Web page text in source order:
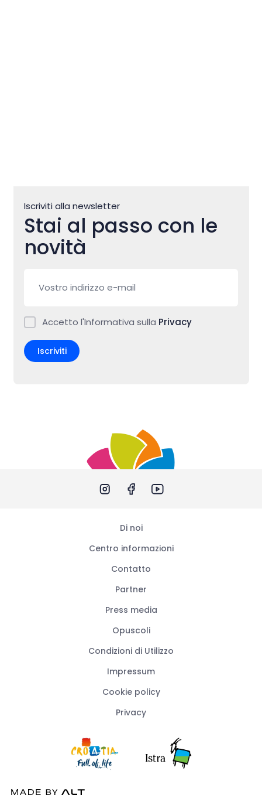
Iscriviti alla newsletter
Stai al passo con le
novità
Accetto l'Informativa sulla Privacy
Iscriviti
Di noi
Centro informazioni
Contatto
Partner
Press media
Opuscoli
Condizioni di Utilizzo
Impressum
Cookie policy
Privacy